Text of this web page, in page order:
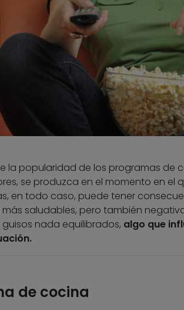
la popularidad de los programas de
se produzca en el momento en el
en todo caso, puede tener
saludables, pero también
nada equilibrados, algo que
de cocina